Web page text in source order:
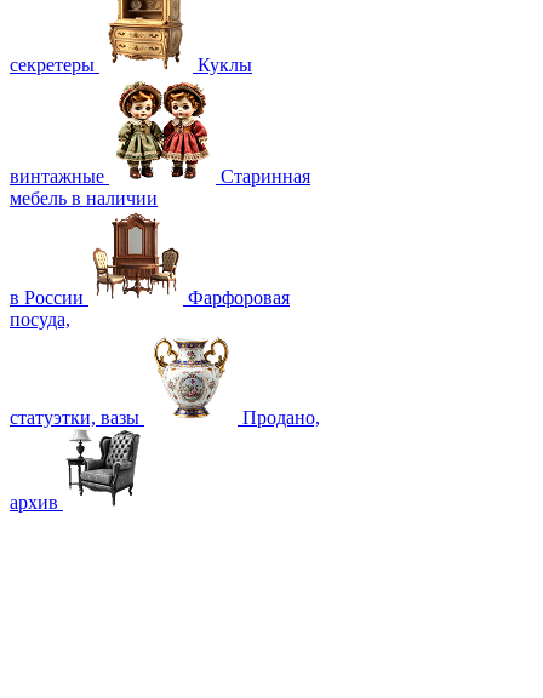
секретеры Куклы
винтажные
Старинная
мебель в наличии
в России
Фарфоровая
посуда,
статуэтки, вазы Продано,
архив